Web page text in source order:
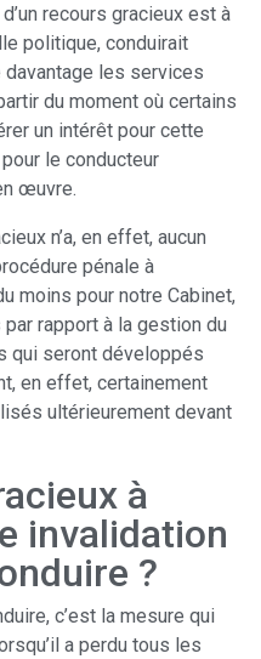
recours gracieux est à
politique, conduirait
les services
du moment où certains
un intérêt pour cette
le conducteur
œuvre.
n’a, en effet, aucun
pénale à
moins pour notre Cabinet,
rapport à la gestion du
qui seront développés
en effet, certainement
ultérieurement devant
à
invalidation
?
c’est la mesure qui
a perdu tous les